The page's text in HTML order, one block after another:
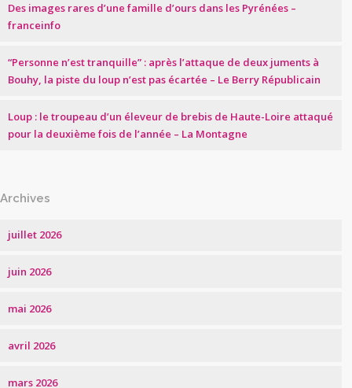
Des images rares d’une famille d’ours dans les Pyrénées –
franceinfo
“Personne n’est tranquille” : après l’attaque de deux juments à
Bouhy, la piste du loup n’est pas écartée – Le Berry Républicain
Loup : le troupeau d’un éleveur de brebis de Haute-Loire attaqué
pour la deuxième fois de l’année – La Montagne
Archives
juillet 2026
juin 2026
mai 2026
avril 2026
mars 2026